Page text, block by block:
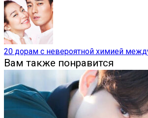
20 дорам с невероятной химией
Вам также понравится